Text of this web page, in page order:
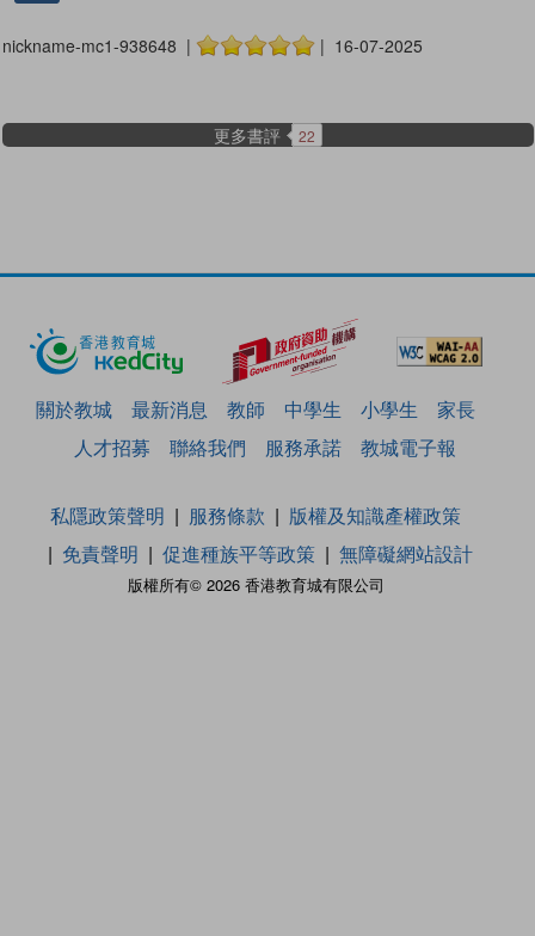
nickname-mc1-938648 | | 16-07-2025
更多書評 22
關於教城 最新消息 教師 中學生 小學生
家長
人才招募
聯絡我們 服務承諾 教城電子報
版權所有© 2026 香港教育城有限公司
私隱政策聲明 服務條款
版權及知識產權政策
免責聲明
促進種族平等政策 無障礙網站設計